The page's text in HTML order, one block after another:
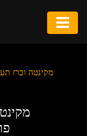
מקינטה וברז